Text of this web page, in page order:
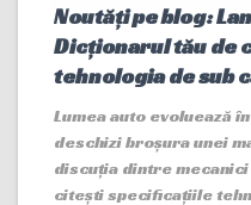
Noutăți pe blog:
Dicționarul tău de
tehnologia de sub
Lumea auto evoluează
deschizi broșura unei
discuția dintre
citești specificațiile